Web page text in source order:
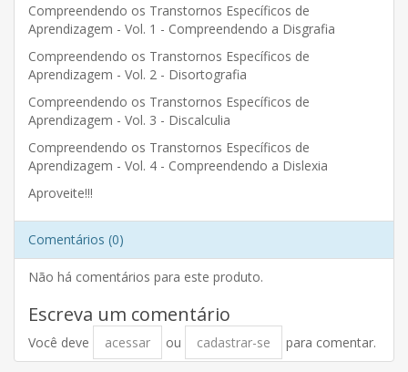
Compreendendo os Transtornos Específicos de
Aprendizagem - Vol. 1 - Compreendendo a Disgrafia
Compreendendo os Transtornos Específicos de
Aprendizagem - Vol. 2 - Disortografia
Compreendendo os Transtornos Específicos de
Aprendizagem - Vol. 3 - Discalculia
Compreendendo os Transtornos Específicos de
Aprendizagem - Vol. 4 - Compreendendo a Dislexia
Aproveite!!!
Comentários (0)
Não há comentários para este produto.
Escreva um comentário
Você deve acessar ou cadastrar-se para comentar.